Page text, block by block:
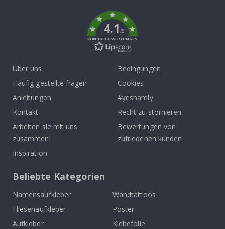
4.1/5
VON 1030 BEWERTUNGEN
Über uns
Häufig gestellte fragen
Anleitungen
Kontakt
Arbeiten sie mit uns
zusammen!
Inspiration
Bedingungen
Cookies
#yesnamly
Recht zu stornieren
Bewertungen von
zufriedenen kunden
Beliebte Kategorien
Namensaufkleber
Wandtattoos
Fliesenaufkleber
Poster
Aufkleber
Klebefolie